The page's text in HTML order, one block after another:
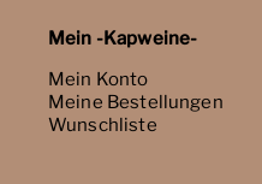
Mein -Kapweine-
Mein Konto
Meine Bestellungen
Wunschliste